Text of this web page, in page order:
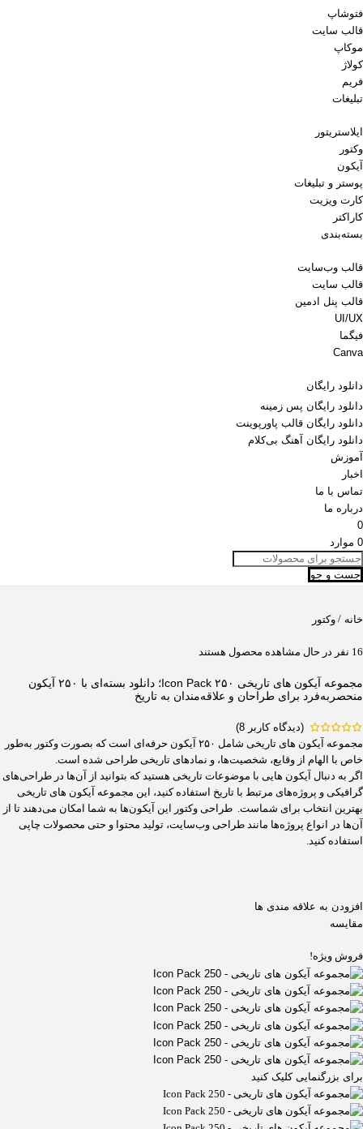
فتوشاپ
قالب سایت
موکاپ
کولاژ
فریم
تبلیغات
ایلاستریتور
وکتور
آیکون
پوستر و تبلیغات
کارت ویزیت
کاراکتر
بسته‌بندی
قالب وب‌سایت
قالب‌ سایت
قالب پنل ادمین
UI/UX
فیگما
Canva
دانلود رایگان
دانلود رایگان پس زمینه
دانلود رایگان قالب‌ پاورپوینت
دانلود رایگان آهنگ بی‌کلام
آموزش
اخبار
تماس با ما
درباره ما
0
0 موارد
جست و جو
خانه / وکتور
16 نفر در حال مشاهده محصول هستند
مجموعه آیکون های تاریخی Icon Pack ۲۵۰؛ دانلود بسته‌ای با ۲۵۰ آیکون
منحصربه‌فرد برای طراحان و علاقه‌مندان به تاریخ
(دیدگاه کاربر 8
)
مجموعه آیکون های تاریخی شامل ۲۵۰ آیکون حرفه‌ای است که بصورت وکتور به‌طور
خاص با الهام از وقایع، شخصیت‌ها، و نمادهای تاریخی طراحی شده است.
اگر به دنبال آیکون هایی با موضوعات تاریخی هستید که بتوانید از آن‌ها در طراحی‌های
گرافیکی و پروژه‌های مرتبط با تاریخ استفاده کنید، این مجموعه آیکون های تاریخی
بهترین انتخاب برای شماست. طراحی وکتور این آیکون‌ها به شما امکان می‌دهند تا از
آن‌ها در انواع پروژه‌ها مانند طراحی وب‌سایت، تولید محتوا و حتی محصولات چاپی
استفاده کنید.
افزودن به علاقه مندی ها
مقایسه
فروش ویژه!
برای بزرگنمایی کلیک کنید